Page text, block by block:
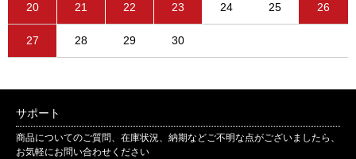
20 21 22 23 24 25 26
27 28 29 30
サポート
商品についてのご質問、在庫状況、納期などご不明な点がございましたら、
お気軽にお問い合わせください